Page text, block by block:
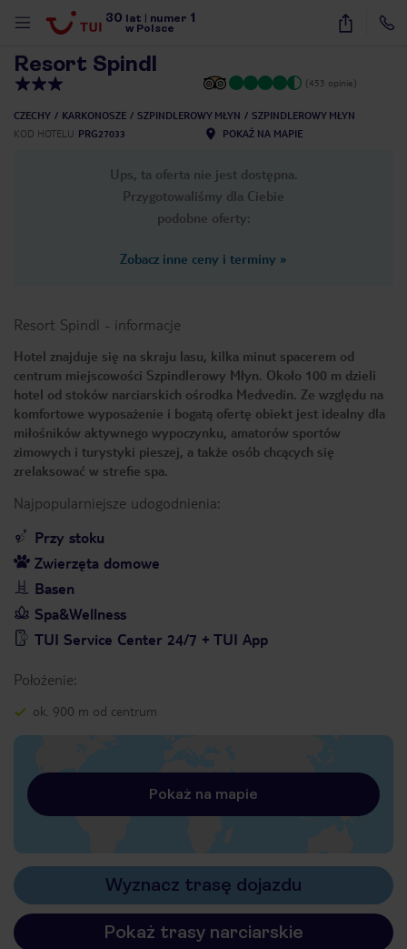
30 lat numer 1
w Polsce
28
Resort Spindl
(453 opinie)
CZECHY KARKONOSZE SZPINDLEROWY MŁYN
SZPINDLEROWY MŁYN
KOD HOTELU PRG27033 POKAŻ NA MAPIE
Ups, ta oferta nie jest dostępna.
Przygotowaliśmy dla Ciebie
podobne oferty:
Zobacz inne ceny i terminy »
Resort Spindl - informacje
Hotel znajduje się na skraju lasu, kilka minut spacerem od
centrum miejscowości Szpindlerowy Młyn. Około 100 m dzieli
hotel od stoków narciarskich ośrodka Medvedin. Ze względu na
komfortowe wyposażenie i bogatą ofertę obiekt jest idealny dla
miłośników aktywnego wypoczynku, amatorów sportów
zimowych i turystyki pieszej, a także osób chcących się
zrelaksować w strefie spa.
Najpopularniejsze udogodnienia:
Przy stoku
Zwierzęta domowe
Basen
Spa&Wellness
TUI Service Center 24/7 + TUI App
Położenie:
ok. 900 m od centrum
Pokaż na mapie
Wyznacz trasę dojazdu
Pokaż trasy narciarskie